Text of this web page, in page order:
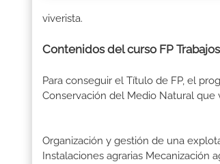
viverista.
Contenidos del curso FP
Para conseguir el Título de FP, el
Conservación del Medio Natural que
Organización y gestión de una
Instalaciones agrarias Mecanización